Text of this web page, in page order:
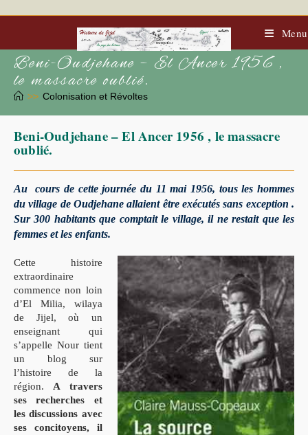
to
Menu
Beni-Oudjehane – El Ancer 1956 ,
le massacre oublié.
>> Colonisation et Révoltes
Beni-Oudjehane – El Ancer 1956 , le massacre
oublié.
Au cours de cette journée du 11 mai 1956, tous les hommes
du village de Oudjehane allaient être exécutés sans exception .
Sur 300 habitants que comptait le village, il ne restait que les
femmes et les enfants.
Cette histoire
extraordinaire
commence non loin
d’El Milia, wilaya
de Jijel, où un
enseignant qui
s’appelle Nour tient
un blog sur
l’histoire de la
région. A travers
ses recherches et
les discussions avec
ses concitoyens, il